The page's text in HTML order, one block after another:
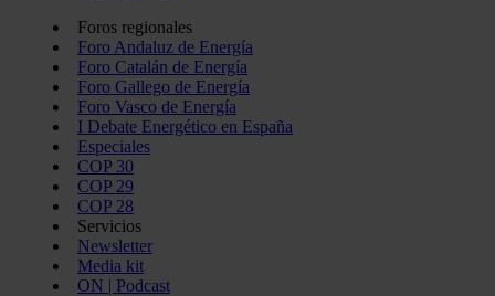
Foros regionales
Foro Andaluz de Energía
Foro Catalán de Energía
Foro Gallego de Energía
Foro Vasco de Energía
I Debate Energético en España
Especiales
COP 30
COP 29
COP 28
Servicios
Newsletter
Media kit
ON | Podcast